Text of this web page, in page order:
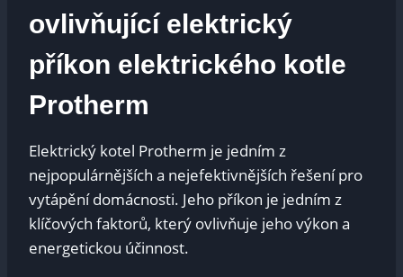
ovlivňující elektrický
příkon elektrického kotle
Protherm
Elektrický kotel Protherm je jedním z
nejpopulárnějších a nejefektivnějších řešení pro
vytápění domácnosti. Jeho příkon je jedním z
klíčových faktorů, který ovlivňuje jeho výkon a
energetickou účinnost.